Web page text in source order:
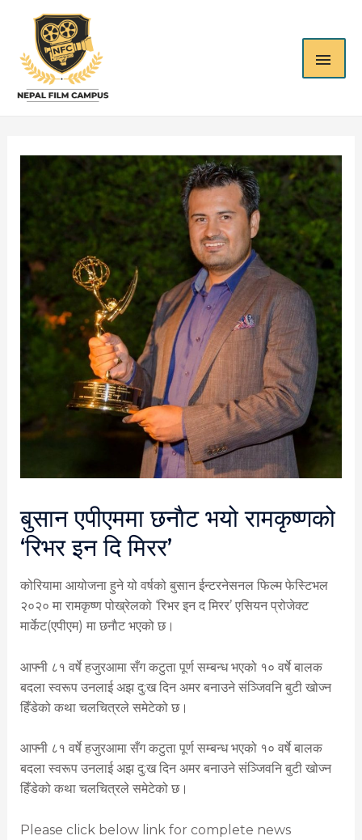
बुसान एपीएममा छनाैट भयो रामकृष्णको
‘रिभर इन दि मिरर’
कोरियामा आयोजना हुने यो वर्षको बुसान ईन्टरनेसनल फिल्म फेस्टिभल
२०२० मा रामकृष्ण पोख्रेलको ‘रिभर इन द मिरर’ एसियन प्रोजेक्ट
मार्केट(एपीएम) मा छनाैट भएको छ।
आफ्नी ८१ वर्षे हजुरआमा सँग कटुता पूर्ण सम्बन्ध भएको १० वर्षे बालक
बदला स्वरूप उनलाई अझ दु:ख दिन अमर बनाउने संञ्जिवनि बुटी खोज्न
हिँडेको कथा चलचित्रले समेटेको छ।
आफ्नी ८१ वर्षे हजुरआमा सँग कटुता पूर्ण सम्बन्ध भएको १० वर्षे बालक
बदला स्वरूप उनलाई अझ दु:ख दिन अमर बनाउने संञ्जिवनि बुटी खोज्न
हिँडेको कथा चलचित्रले समेटेको छ।
Please click below link for complete news